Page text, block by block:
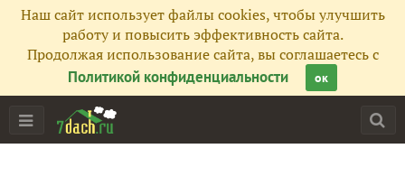
Наш сайт использует файлы cookies, чтобы улучшить
работу и повысить эффективность сайта.
Продолжая использование сайта, вы соглашаетесь с
Политикой конфиденциальности
ок